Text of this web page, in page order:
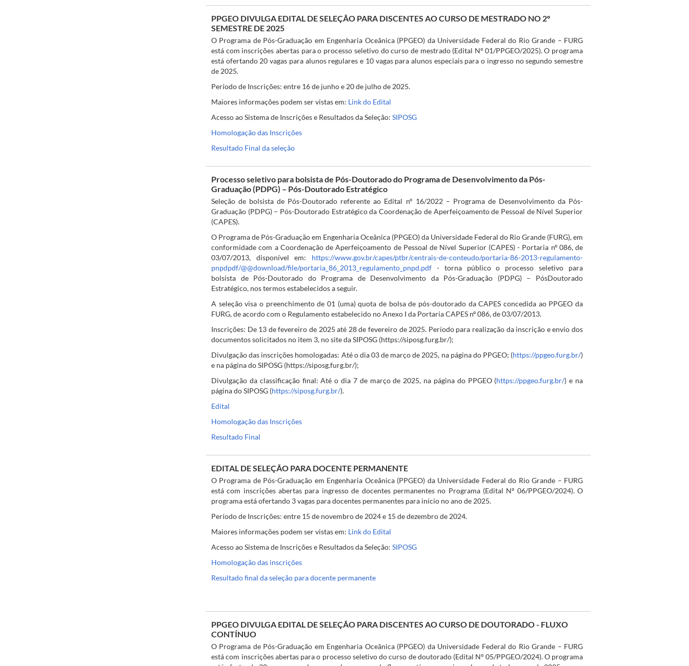
PPGEO DIVULGA EDITAL DE SELEÇÃO PARA DISCENTES AO CURSO DE MESTRADO NO 2º
SEMESTRE DE 2025
O Programa de Pós-Graduação em Engenharia Oceânica (PPGEO) da Universidade Federal do Rio Grande – FURG
está com inscrições abertas para o processo seletivo do curso de mestrado (Edital Nº 01/PPGEO/2025). O programa
está ofertando 20 vagas para alunos regulares e 10 vagas para alunos especiais para o ingresso no segundo semestre
de 2025.
Período de Inscrições: entre 16 de junho e 20 de julho de 2025.
Maiores informações podem ser vistas em: Link do Edital
Acesso ao Sistema de Inscrições e Resultados da Seleção: SIPOSG
Homologação das Inscrições
Resultado Final da seleção
Processo seletivo para bolsista de Pós-Doutorado do Programa de Desenvolvimento da Pós-
Graduação (PDPG) – Pós-Doutorado Estratégico
Seleção de bolsista de Pós-Doutorado referente ao Edital n° 16/2022 – Programa de Desenvolvimento da Pós-
Graduação (PDPG) – Pós-Doutorado Estratégico da Coordenação de Aperfeiçoamento de Pessoal de Nível Superior
(CAPES).
O Programa de Pós-Graduação em Engenharia Oceânica (PPGEO) da Universidade Federal do Rio Grande (FURG), em
conformidade com a Coordenação de Aperfeiçoamento de Pessoal de Nível Superior (CAPES) - Portaria nº 086, de
03/07/2013, disponível em: https://www.gov.br/capes/ptbr/centrais-de-conteudo/portaria-86-2013-regulamento-
pnpdpdf/@@download/file/portaria_86_2013_regulamento_pnpd.pdf - torna público o processo seletivo para
bolsista de Pós-Doutorado do Programa de Desenvolvimento da Pós-Graduação (PDPG) – PósDoutorado
Estratégico, nos termos estabelecidos a seguir.
A seleção visa o preenchimento de 01 (uma) quota de bolsa de pós-doutorado da CAPES concedida ao PPGEO da
FURG, de acordo com o Regulamento estabelecido no Anexo I da Portaria CAPES nº 086, de 03/07/2013.
Inscrições: De 13 de fevereiro de 2025 até 28 de fevereiro de 2025. Período para realização da inscrição e envio dos
documentos solicitados no item 3, no site da SIPOSG (https://siposg.furg.br/);
Divulgação das inscrições homologadas: Até o dia 03 de março de 2025, na página do PPGEO; (https://ppgeo.furg.br/)
e na página do SIPOSG (https://siposg.furg.br/);
Divulgação da classificação final: Até o dia 7 de março de 2025, na página do PPGEO (https://ppgeo.furg.br/) e na
página do SIPOSG (https://siposg.furg.br/).
Edital
Homologação das Inscrições
Resultado Final
EDITAL DE SELEÇÃO PARA DOCENTE PERMANENTE
O Programa de Pós-Graduação em Engenharia Oceânica (PPGEO) da Universidade Federal do Rio Grande – FURG
está com inscrições abertas para ingresso de docentes permanentes no Programa (Edital Nº 06/PPGEO/2024). O
programa está ofertando 3 vagas para docentes permanentes para início no ano de 2025.
Período de Inscrições: entre 15 de novembro de 2024 e 15 de dezembro de 2024.
Maiores informações podem ser vistas em: Link do Edital
Acesso ao Sistema de Inscrições e Resultados da Seleção: SIPOSG
Homologação das inscrições
Resultado final da seleção para docente permanente
PPGEO DIVULGA EDITAL DE SELEÇÃO PARA DISCENTES AO CURSO DE DOUTORADO - FLUXO
CONTÍNUO
O Programa de Pós-Graduação em Engenharia Oceânica (PPGEO) da Universidade Federal do Rio Grande – FURG
está com inscrições abertas para o processo seletivo do curso de doutorado (Edital Nº 05/PPGEO/2024). O programa